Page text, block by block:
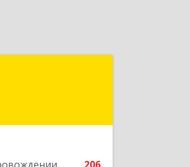
обл, Озерск г,